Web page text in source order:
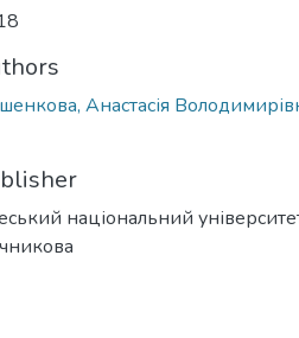
Анастасія
національний університет